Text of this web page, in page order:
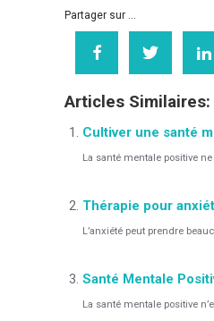
Partager sur ...
Articles Similaires:
Cultiver une santé
La santé mentale positive
Thérapie pour
L’anxiété peut prendre
Santé Mentale
La santé mentale positive